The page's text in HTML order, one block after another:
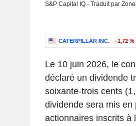
S&P Capital IQ - Traduit par
CATERPILLAR INC. -1,72 %
Le 10 juin 2026, le
déclaré un dividende
soixante-trois cents
dividende sera mis
actionnaires inscrits à